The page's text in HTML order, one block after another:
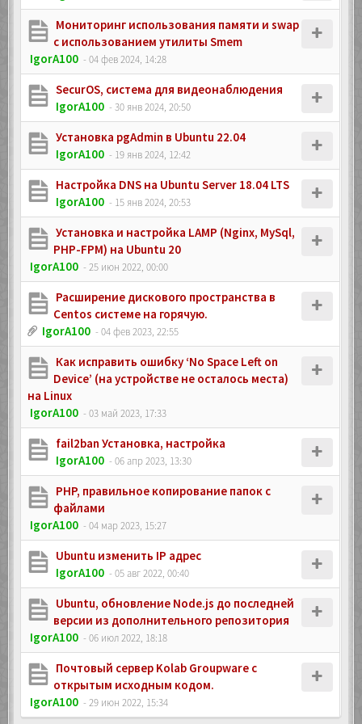
Мониторинг использования памяти и swap
с использованием утилиты Smem
IgorA100 - 04 фев 2024, 14:28
SecurOS, система для видеонаблюдения
IgorA100 - 30 янв 2024, 20:50
Установка pgAdmin в Ubuntu 22.04
IgorA100 - 19 янв 2024, 12:42
Настройка DNS на Ubuntu Server 18.04 LTS
IgorA100 - 15 янв 2024, 20:53
Установка и настройка LAMP (Nginx, MySql,
PHP-FPM) на Ubuntu 20
IgorA100 - 25 июн 2022, 00:00
Расширение дискового пространства в
Centos системе на горячую.
IgorA100 - 04 фев 2023, 22:55
Как исправить ошибку ‘No Space Left on
Device’ (на устройстве не осталось места)
на Linux
IgorA100 - 03 май 2023, 17:33
fail2ban Установка, настройка
IgorA100 - 06 апр 2023, 13:30
PHP, правильное копирование папок с
файлами
IgorA100 - 04 мар 2023, 15:27
Ubuntu изменить IP адрес
IgorA100 - 05 авг 2022, 00:40
Ubuntu, обновление Node.js до последней
версии из дополнительного репозитория
IgorA100 - 06 июл 2022, 18:18
Почтовый сервер Kolab Groupware с
открытым исходным кодом.
IgorA100 - 29 июн 2022, 15:34